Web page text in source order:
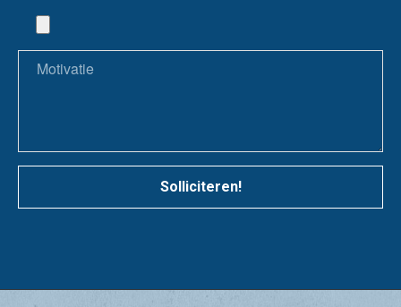
Solliciteren!